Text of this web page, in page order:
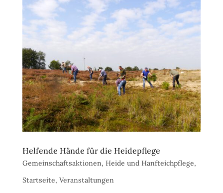
Helfende Hände für die Heidepflege
Gemeinschaftsaktionen, Heide und Hanfteichpflege,
Startseite, Veranstaltungen